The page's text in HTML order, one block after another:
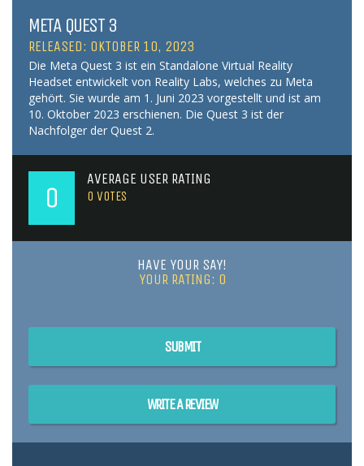
META QUEST 3
RELEASED: OKTOBER 10, 2023
Die Meta Quest 3 ist ein Standalone Virtual Reality
Headset entwickelt von Reality Labs, welches zu Meta
gehört. Sie wurde am 1. Juni 2023 vorgestellt und ist am
10. Oktober 2023 erschienen. Die Quest 3 ist der
Nachfolger der Quest 2.
0
AVERAGE USER RATING
0 VOTES
HAVE YOUR SAY!
YOUR RATING: 0
SUBMIT
WRITE A REVIEW